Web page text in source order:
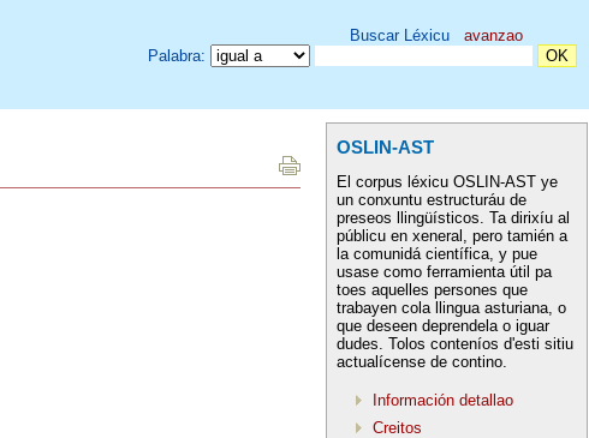
Buscar Léxicu avanzao
Palabra:
OSLIN-AST
El corpus léxicu OSLIN-AST ye
un conxuntu estructuráu de
preseos llingüísticos. Ta dirixíu al
públicu en xeneral, pero tamién a
la comunidá científica, y pue
usase como ferramienta útil pa
toes aquelles persones que
trabayen cola llingua asturiana, o
que deseen deprendela o iguar
dudes. Tolos conteníos d'esti sitiu
actualícense de contino.
Información detallao
Creitos